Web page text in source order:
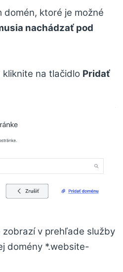
domén, ktoré je možné
nachádzať pod
na tlačidlo Pridať
zobrazí v prehľade služby
domény *.website-